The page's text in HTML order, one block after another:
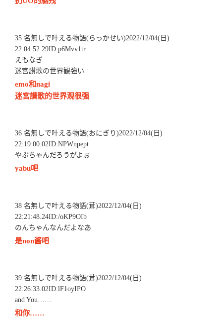
35 名無しで叶える物語(らっかせい)2022/12/04(日)
22:04:52.29ID:p6Mvv1tr
えもなぎ
迷宮讃歌の世界観強い
emo和nagi
迷宮讃歌的世界观很强
36 名無しで叶える物語(おにぎり)2022/12/04(日)
22:19:00.02ID:NPWnpept
やぶちゃんだろうがよぉ
yabu吧
38 名無しで叶える物語(茸)2022/12/04(日)
22:21:48.24ID:/oKP9OIb
のんちゃんなんだよなあ
是non酱吧
39 名無しで叶える物語(茸)2022/12/04(日)
22:26:33.02ID:lF1oyIPO
and You……
和你……